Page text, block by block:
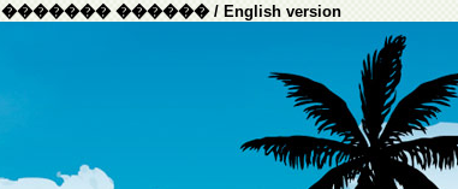
������� ������/ English version